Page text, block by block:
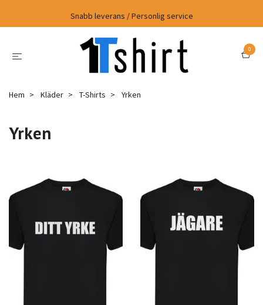
Snabb leverans / Personlig service
0
Hem Kläder T-Shirts Yrken
Yrken